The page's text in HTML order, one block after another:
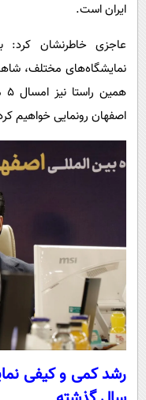
ایران است.
عاجزی خاطرنشان
نمایشگاه‌های مختلف،
اصفهان رونمایی خواهیم
رشد کمی و کیفی